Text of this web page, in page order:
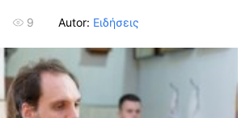
9 Autor: Ειδήσεις